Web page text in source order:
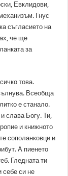
Евклидови,
Гнус
съгласието на
че ще
за
това.
Всеобща
е станало.
слава Богу. Ти,
и книжното
сополанковци и
А пиенето
Гледната ти
себе си не